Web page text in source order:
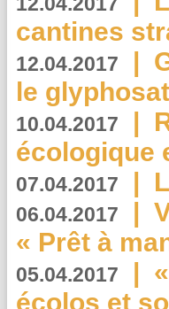
cantines
12.04.2017 |
le
10.04.2017 |
écologique
07.04.2017 |
06.04.2017 |
« Prêt à
05.04.2017 |
écolos et